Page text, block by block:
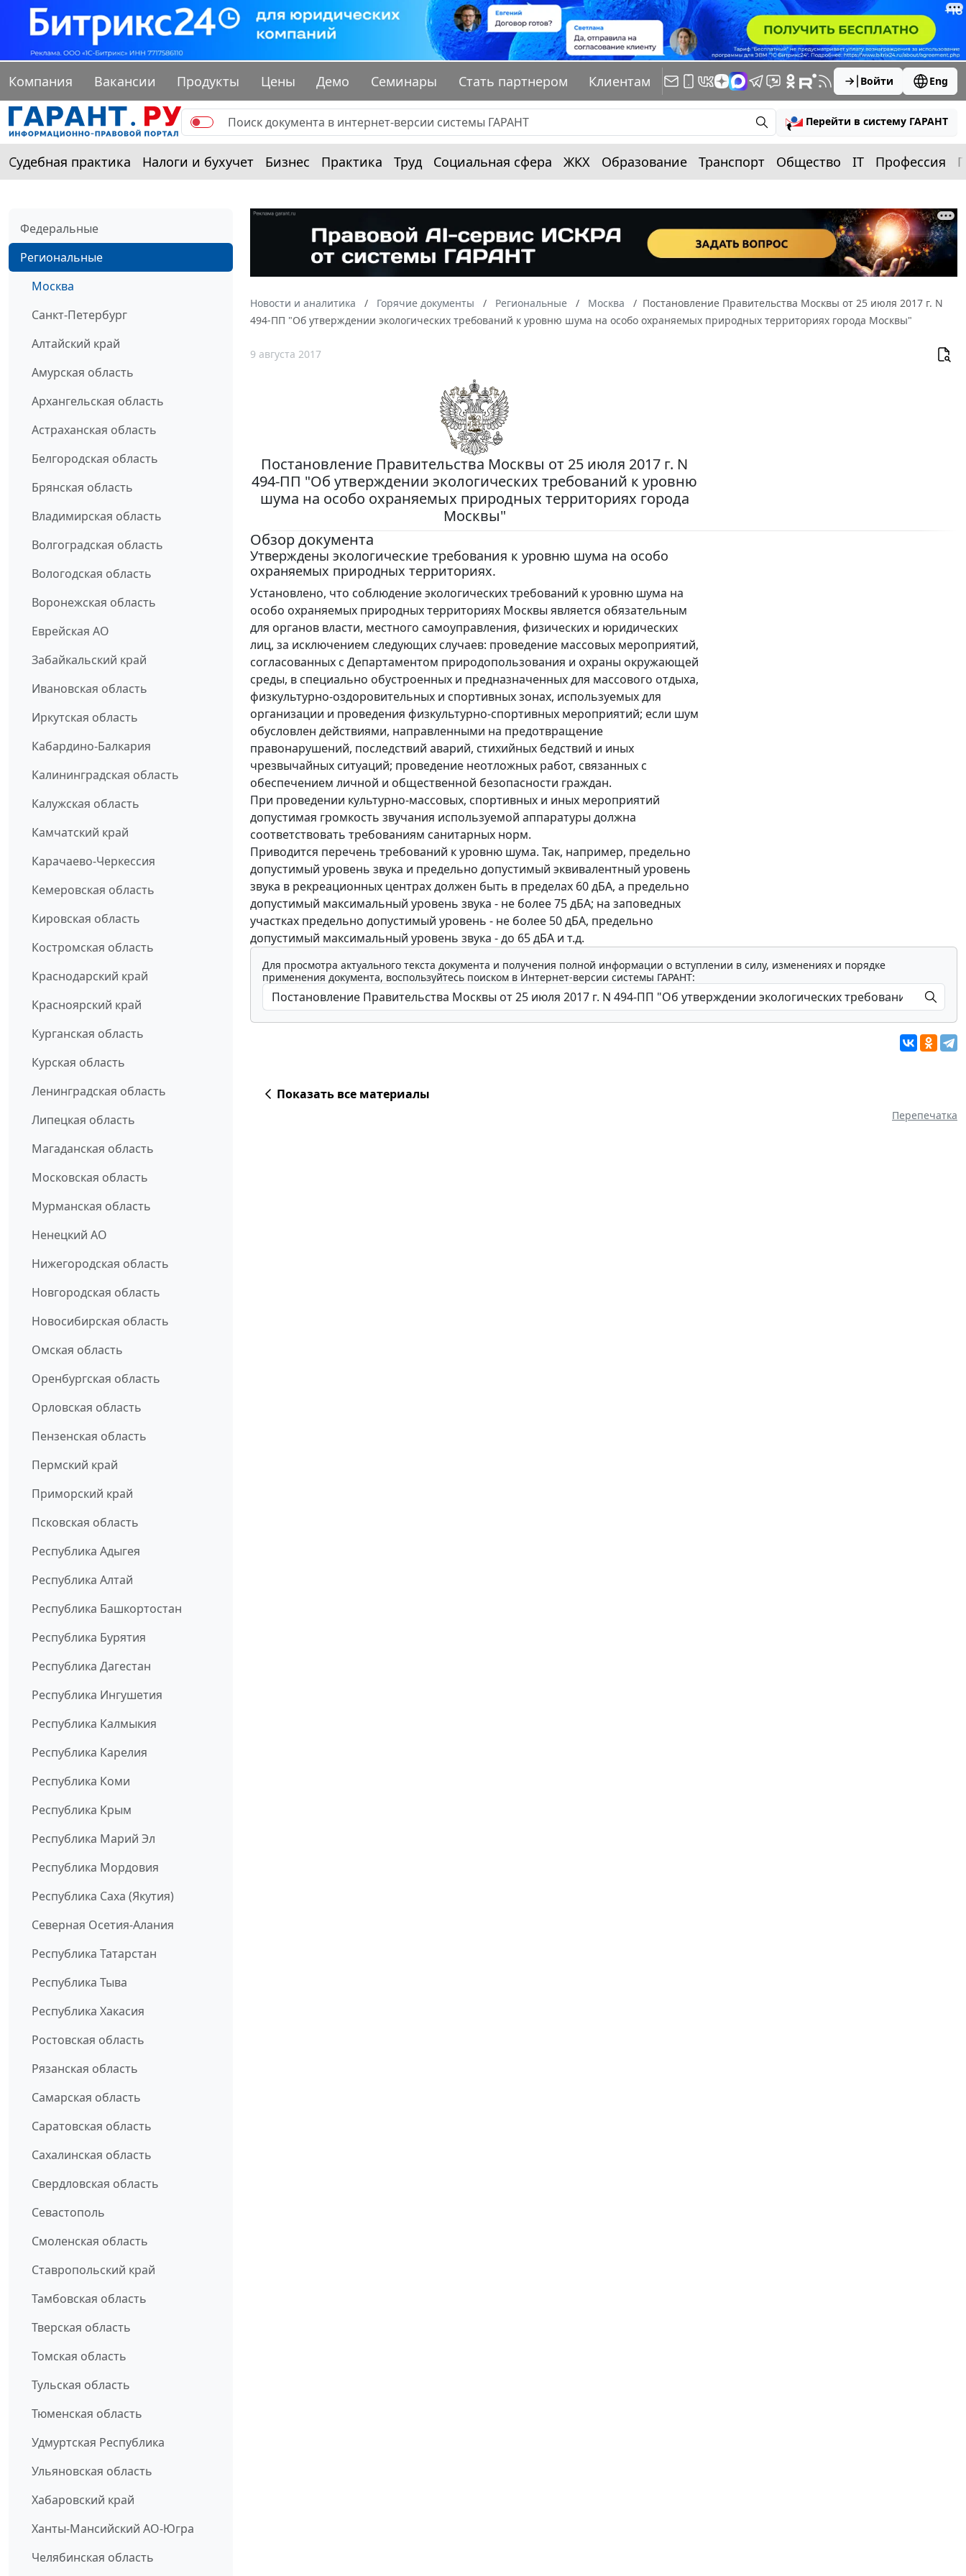
Компания Вакансии Продукты Цены Демо Семинары Стать партнером Клиентам Войти Eng
Перейти в систему ГАРАНТ
Судебная практика Налоги и бухучет Бизнес Практика Труд Социальная сфера ЖКХ Образование Транспорт Общество IT Профессия
Федеральные
Региональные
Москва
Санкт-Петербург
Алтайский край
Амурская область
Архангельская область
Астраханская область
Белгородская область
Брянская область
Владимирская область
Волгоградская область
Вологодская область
Воронежская область
Еврейская АО
Забайкальский край
Ивановская область
Иркутская область
Кабардино-Балкария
Калининградская область
Калужская область
Камчатский край
Карачаево-Черкессия
Кемеровская область
Кировская область
Костромская область
Краснодарский край
Красноярский край
Курганская область
Курская область
Ленинградская область
Липецкая область
Магаданская область
Московская область
Мурманская область
Ненецкий АО
Нижегородская область
Новгородская область
Новосибирская область
Омская область
Оренбургская область
Орловская область
Пензенская область
Пермский край
Приморский край
Псковская область
Республика Адыгея
Республика Алтай
Республика Башкортостан
Республика Бурятия
Республика Дагестан
Республика Ингушетия
Республика Калмыкия
Республика Карелия
Республика Коми
Республика Крым
Республика Марий Эл
Республика Мордовия
Республика Саха (Якутия)
Северная Осетия-Алания
Республика Татарстан
Республика Тыва
Республика Хакасия
Ростовская область
Рязанская область
Самарская область
Саратовская область
Сахалинская область
Свердловская область
Севастополь
Смоленская область
Ставропольский край
Тамбовская область
Тверская область
Томская область
Тульская область
Тюменская область
Удмуртская Республика
Ульяновская область
Хабаровский край
Ханты-Мансийский АО-Югра
Челябинская область
Новости и аналитика Горячие документы Региональные Москва
Постановление Правительства Москвы от 25 июля 2017 г. N
494-ПП "Об утверждении экологических требований к уровню шума на особо охраняемых природных территориях города Москвы"
9 августа 2017
Постановление Правительства Москвы от 25 июля 2017 г. N
494-ПП "Об утверждении экологических требований к уровню
шума на особо охраняемых природных территориях города
Москвы"
Обзор документа
Утверждены экологические требования к уровню шума на особо
охраняемых природных территориях.
Установлено, что соблюдение экологических требований к уровню шума на
особо охраняемых природных территориях Москвы является обязательным
для органов власти, местного самоуправления, физических и юридических
лиц, за исключением следующих случаев: проведение массовых мероприятий,
согласованных с Департаментом природопользования и охраны окружающей
среды, в специально обустроенных и предназначенных для массового отдыха,
физкультурно-оздоровительных и спортивных зонах, используемых для
организации и проведения физкультурно-спортивных мероприятий; если шум
обусловлен действиями, направленными на предотвращение
правонарушений, последствий аварий, стихийных бедствий и иных
чрезвычайных ситуаций; проведение неотложных работ, связанных с
обеспечением личной и общественной безопасности граждан.
При проведении культурно-массовых, спортивных и иных мероприятий
допустимая громкость звучания используемой аппаратуры должна
соответствовать требованиям санитарных норм.
Приводится перечень требований к уровню шума. Так, например, предельно
допустимый уровень звука и предельно допустимый эквивалентный уровень
звука в рекреационных центрах должен быть в пределах 60 дБА, а предельно
допустимый максимальный уровень звука - не более 75 дБА; на заповедных
участках предельно допустимый уровень - не более 50 дБА, предельно
допустимый максимальный уровень звука - до 65 дБА и т.д.
Для просмотра актуального текста документа и получения полной информации о вступлении в силу, изменениях и порядке
применения документа, воспользуйтесь поиском в Интернет-версии системы ГАРАНТ:
Показать все материалы
Перепечатка